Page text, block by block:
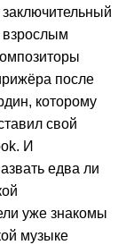
взрослым
после
которому
свой
И
едва ли
уже знакомы
музыке